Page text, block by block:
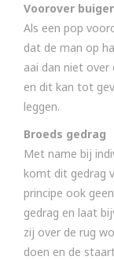
Voorover
Als een pop
dat de man op
aai dan niet
en dit kan tot
leggen.
Broeds gedrag
Met name bij
komt dit gedrag
principe ook
gedrag en laat
zij over de rug
doen en de